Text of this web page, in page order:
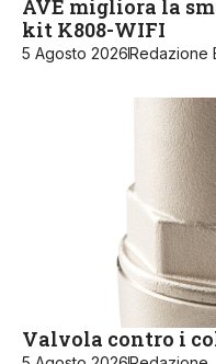
AVE migliora la
kit K808-WIFI
5 Agosto 2026Redazione
Valvola contro i